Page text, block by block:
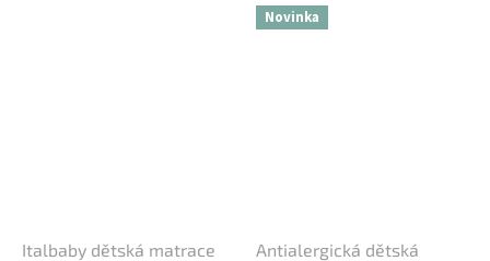
Italbaby dětská matrace
Novinka
Antialergická dětská